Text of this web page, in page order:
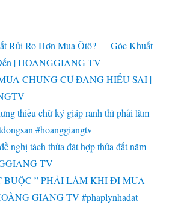
Rủi Ro Hơn Mua Ôtô? — Góc Khuất
| HOANGGIANG TV
CHUNG CƯ ĐANG HIỂU SAI |
thiếu chữ ký giáp ranh thì phải làm
#hoanggiangtv
nghị tách thửa đát hợp thửa đất năm
TV
BUỘC ” PHẢI LÀM KHI ĐI MUA
GIANG TV #phaplynhadat